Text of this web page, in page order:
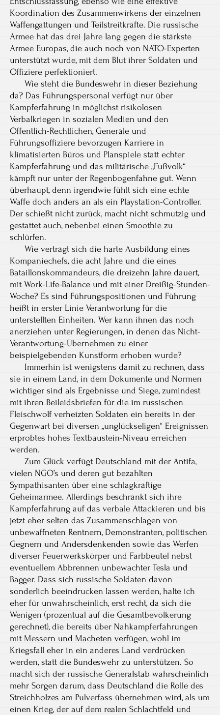
Koordination des Zusammenwirkens der einzelnen
Waffengattungen und Teilstreitkräfte. Die russische
Armee hat das drei Jahre lang gegen die stärkste
Armee Europas, die auch noch von NATO-Experten
unterstützt wurde, mit dem Blut ihrer Soldaten und
Offiziere perfektioniert.
Wie steht die Bundeswehr in dieser Beziehung
da? Das Führungspersonal verfügt nur über
Kampferfahrung in möglichst risikolosen
Verbalkriegen in sozialen Medien und den
Öffentlich-Rechtlichen, Generäle und
Führungsoffiziere bevorzugen Karriere in
klimatisierten Büros und Planspiele statt echter
Kampferfahrung und das militärische „Fußvolk“
kämpft nur unter der Regenbogenfahne gut. Wenn
überhaupt, denn irgendwie fühlt sich eine echte
Waffe doch anders an als ein Playstation-Controller.
Der schießt nicht zurück, macht nicht schmutzig und
gestattet auch, nebenbei einen Smoothie zu
schlürfen.
Wie verträgt sich die harte Ausbildung eines
Kompaniechefs, die acht Jahre und die eines
Bataillonskommandeurs, die dreizehn Jahre dauert,
mit Work-Life-Balance und mit einer Dreißig-Stunden-
Woche? Es sind Führungspositionen und Führung
heißt in erster Linie Verantwortung für die
unterstellten Einheiten. Wer kann ihnen das noch
anerziehen unter Regierungen, in denen das Nicht-
Verantwortung-Übernehmen zu einer
beispielgebenden Kunstform erhoben wurde?
Immerhin ist wenigstens damit zu rechnen, dass
sie in einem Land, in dem Dokumente und Normen
wichtiger sind als Ergebnisse und Siege, zumindest
mit ihren Beileidsbriefen für die im russischen
Fleischwolf verheizten Soldaten ein bereits in der
Gegenwart bei diversen „unglückseligen“ Ereignissen
erprobtes hohes Textbaustein-Niveau erreichen
werden.
Zum Glück verfügt Deutschland mit der Antifa,
vielen NGO’s und deren gut bezahlten
Sympathisanten über eine schlagkräftige
Geheimarmee. Allerdings beschränkt sich ihre
Kampferfahrung auf das verbale Attackieren und bis
jetzt eher selten das Zusammenschlagen von
unbewaffneten Rentnern, Demonstranten, politischen
Gegnern und Andersdenkenden sowie das Werfen
diverser Feuerwerkskörper und Farbbeutel nebst
eventuellem Abbrennen unbewachter Tesla und
Bagger. Dass sich russische Soldaten davon
sonderlich beeindrucken lassen werden, halte ich
eher für unwahrscheinlich, erst recht, da sich die
Wenigen (prozentual auf die Gesamtbevölkerung
gerechnet), die bereits über Nahkampferfahrungen
mit Messern und Macheten verfügen, wohl im
Kriegsfall eher in ein anderes Land verdrücken
werden, statt die Bundeswehr zu unterstützen. So
macht sich der russische Generalstab wahrscheinlich
mehr Sorgen darum, dass Deutschland die Rolle des
Streichholzes am Pulverfass übernehmen wird, als um
einen Krieg, der auf dem realen Schlachtfeld und